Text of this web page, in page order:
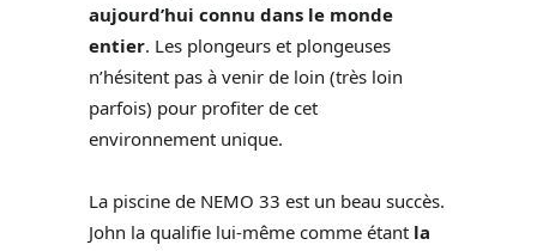
aujourd’hui connu dans le monde
entier. Les plongeurs et plongeuses
n’hésitent pas à venir de loin (très loin
parfois) pour profiter de cet
environnement unique.
La piscine de NEMO 33 est un beau succès.
John la qualifie lui-même comme étant la